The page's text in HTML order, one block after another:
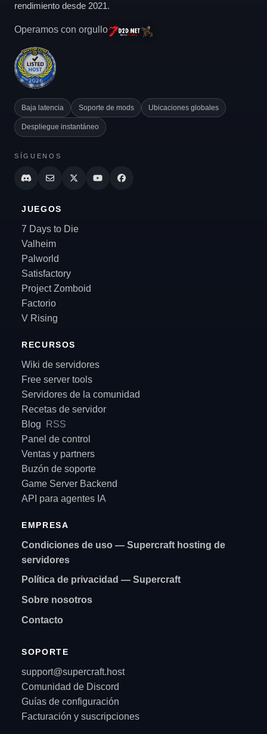
rendimiento desde 2021.
Operamos con orgullo
Baja latencia Soporte de mods Ubicaciones globales
Despliegue instantáneo
SÍGUENOS
JUEGOS
7 Days to Die
Valheim
Palworld
Satisfactory
Project Zomboid
Factorio
V Rising
RECURSOS
Wiki de servidores
Free server tools
Servidores de la comunidad
Recetas de servidor
Blog
RSS
Panel de control
Ventas y partners
Buzón de soporte
Game Server Backend
API para agentes IA
EMPRESA
Condiciones de uso — Supercraft hosting de
servidores
Política de privacidad — Supercraft
Sobre nosotros
Contacto
SOPORTE
support@supercraft.host
Comunidad de Discord
Guías de configuración
Facturación y suscripciones